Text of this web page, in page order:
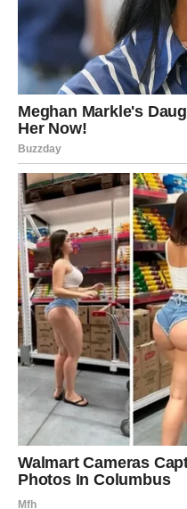
Jedna vijest
Pred vama je informacija
Može biti povezana s
životom, a donijeće vam
ste izabrali pravi put.
Ta vijest donijeće vam
Sreća će vas
trenucima
U narednim sedmicama
zadovoljstvo.
Poslovni uspjesi,
privatnom životu učiniće
sigurnije nego ranije. Ljudi